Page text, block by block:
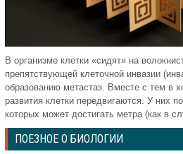
В организме клетки «сидят» на
препятствующей клеточной инвазии
образованию метастаз. Вместе с тем в
развития клетки передвигаются. У них
которых может достигать метра (как в
ПОЕЗНОЕ О БИОЛОГИИ